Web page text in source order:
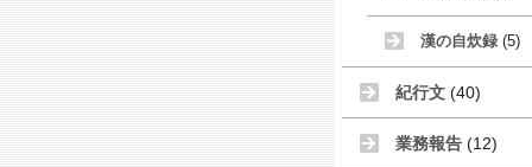
漢の自炊録 (5)
紀行文 (40)
業務報告 (12)